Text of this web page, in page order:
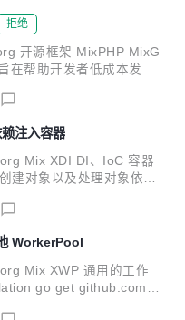
、文件上传处理等；具有
Swoole、WorkerMan,
Installation 需要先安装
require mix/v...
拒绝
开源框架 MixPHP MixG
在帮助开发者低成本发布
造者或编程大神想分享一
选题来讲课，很难匹配，
要时间，同时 OSS 对象
难申请 传统视频网站对
个多平台...
注入容器
Mix XDI DI、IoC 容器
建对象以及处理对象依赖
mix-go/xdi Qui
WorkerPool
Mix XWP 通用的工作
go get github.com/m